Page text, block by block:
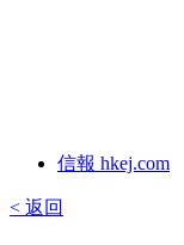
信報 hkej.com
< 返回